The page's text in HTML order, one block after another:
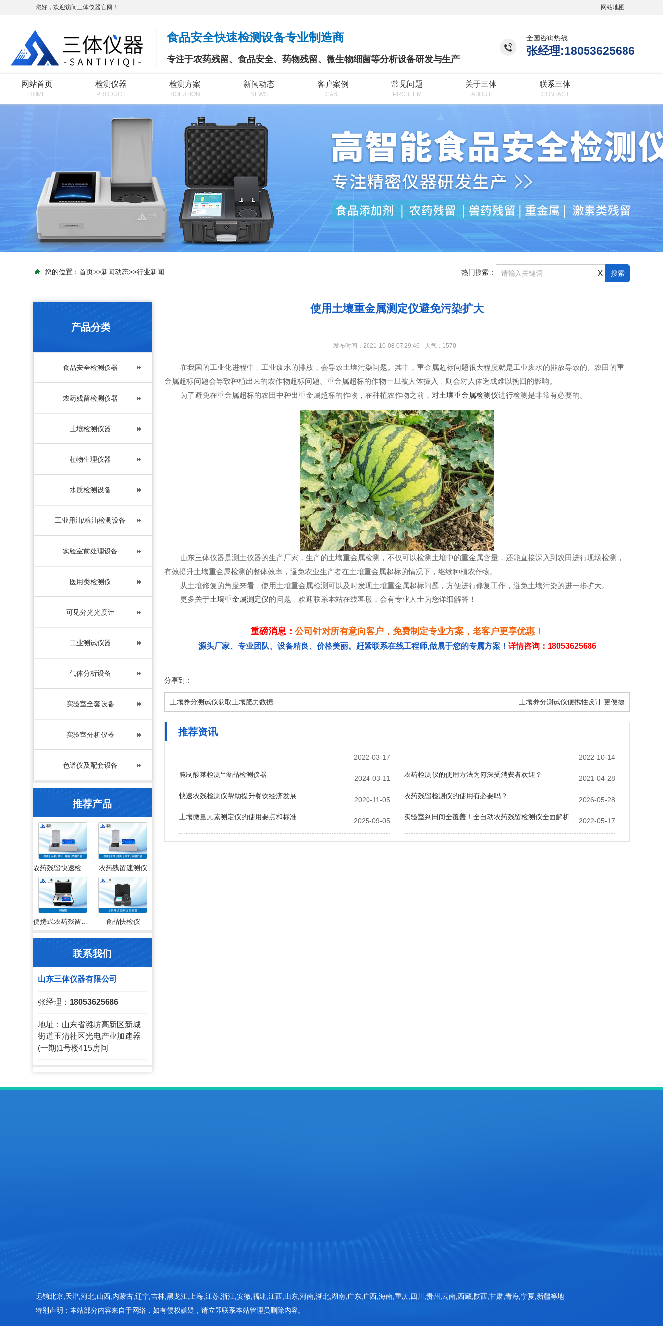
您好，欢迎访问三体仪器官网！ 网站地图
食品安全快速检测设备专业制造商
专注于农药残留、食品安全、药物残留、微生物细菌等分析设备研发与生产
全国咨询热线
张经理:18053625686
网站首页
HOME
检测仪器
PRODUCT
检测方案
SOLUTION
新闻动态
NEWS
客户案例
CASE
常见问题
PROBLEM
关于三体
ABOUT
联系三体
CONTACT
您的位置：首页>>新闻动态>>行业新闻 热门搜索： x
产品分类
食品安全检测仪器
农药残留检测仪器
土壤检测仪器
植物生理仪器
水质检测设备
工业用油/粮油检测设备
实验室前处理设备
医用类检测仪
可见分光光度计
工业测试仪器
气体分析设备
实验室全套设备
实验室分析仪器
色谱仪及配套设备
推荐产品
农药残留速测仪
食品快检仪
联系我们
山东三体仪器有限公司
张经理： 18053625686
地址：山东省潍坊高新区新城
街道玉清社区光电产业加速器
(一期)1号楼415房间
使用土壤重金属测定仪避免污染扩大
发布时间：2021-10-08 07:29:46 人气： 1570
在我国的工业化进程中，工业废水的排放，会导致土壤污染问题。其中，重金属超标问题很大程度就是工业废水的排放导致的。农田的重
金属超标问题会导致种植出来的农作物超标问题。重金属超标的作物一旦被人体摄入，则会对人体造成难以挽回的影响。
为了避免在重金属超标的农田中种出重金属超标的作物，在种植农作物之前，对土壤重金属检测仪进行检测是非常有必要的。
山东三体仪器是测土仪器的生产厂家，生产的土壤重金属检测，不仅可以检测土壤中的重金属含量，还能直接深入到农田进行现场检测，
有效提升土壤重金属检测的整体效率，避免农业生产者在土壤重金属超标的情况下，继续种植农作物。
从土壤修复的角度来看，使用土壤重金属检测可以及时发现土壤重金属超标问题，方便进行修复工作，避免土壤污染的进一步扩大。
更多关于土壤重金属测定仪的问题，欢迎联系本站在线客服，会有专业人士为您详细解答！
重磅消息：公司针对所有意向客户，免费制定专业方案，老客户更享优惠！
源头厂家、专业团队、设备精良、价格美丽。赶紧联系在线工程师,做属于您的专属方案！ 详情咨询：18053625686
分享到：
土壤养分测试仪获取土壤肥力数据 土壤养分测试仪便携性设计 更便捷
推荐资讯
2022-03-17
腌制酸菜检测**食品检测仪器
2022-10-14
农药检测仪的使用方法为何深受消费者欢迎？
2024-03-11
快速农残检测仪帮助提升餐饮经济发展
2021-04-28
农药残留检测仪的使用有必要吗？
2020-11-05
土壤微量元素测定仪的使用要点和标准
2026-05-28
实验室到田间全覆盖！全自动农药残留检测仪全面解析
2025-09-05 2022-05-17
关于三体
远销北京,天津,河北,山西,内蒙古,辽宁,吉林,黑龙江,上海,江苏,浙江,安徽,福建,江西,山东,河南,湖北,湖南,广东,广西,海南,重庆,四川,贵州,云南,西藏,陕西,甘肃,青海,宁夏,新疆等地
特别声明：本站部分内容来自于网络，如有侵权嫌疑，请立即联系本站管理员删除内容。